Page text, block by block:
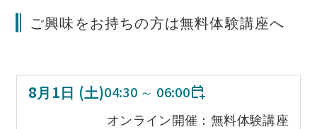
ご興味をお持ちの方は無料体験講座へ
8月 1日 (土)04:30 ～ 06:00
オンライン開催：無料体験講座